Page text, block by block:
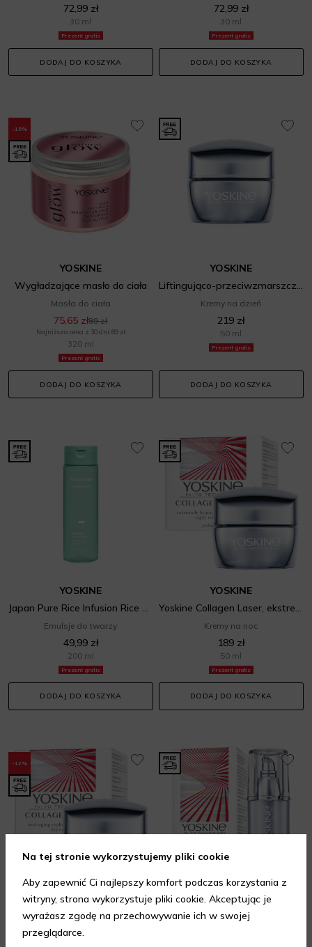
Prezent gratis
72,99 zł
30 ml
DODAJ DO KOSZYKA
Prezent gratis
72,99 zł
30 ml
DODAJ DO KOSZYKA
-15%
Prezent gratis
YOSKINE
Wygładzające masło do ciała
Masła do ciała
75,65 zł89 zł
Najniższa cena z 30 dni: 89 zł
320 ml
DODAJ DO KOSZYKA
Prezent gratis
YOSKINE
Liftingująco-przeciwzmarszczkowy krem na dzień
Kremy na dzień
219 zł
50 ml
DODAJ DO KOSZYKA
Prezent gratis
YOSKINE
Japan Pure Rice Infusion Rice Essence
Emulsje do twarzy
49,99 zł
200 ml
DODAJ DO KOSZYKA
Prezent gratis
YOSKINE
Yoskine Collagen Laser, ekstremalnie ujędrniający krem-zabieg z laserowym stymulatorem kolagenu na noc
Kremy na noc
189 zł
50 ml
DODAJ DO KOSZYKA
-12%
YOSKINE
Collagen Laser, wypełniająco-liftingujący krem o wzmocnionej sile działania z laserowym stymulatorem kolagenu na dzień
Kremy na dzień
YOSKINE
Na tej stronie wykorzystujemy pliki cookie
Aby zapewnić Ci najlepszy komfort podczas korzystania z
witryny, strona wykorzystuje pliki cookie. Akceptując je
wyrażasz zgodę na przechowywanie ich w swojej
przeglądarce.